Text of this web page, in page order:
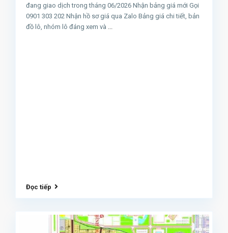
đang giao dịch trong tháng 06/2026 Nhận bảng giá mới Gọi
0901 303 202 Nhận hồ sơ giá qua Zalo Bảng giá chi tiết, bản
đồ lô, nhóm lô đáng xem và ...
Đọc tiếp